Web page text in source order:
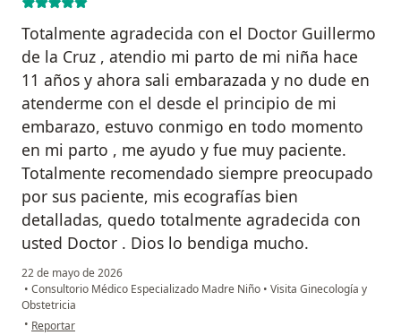
Totalmente agradecida con el Doctor Guillermo
de la Cruz , atendio mi parto de mi niña hace
11 años y ahora sali embarazada y no dude en
atenderme con el desde el principio de mi
embarazo, estuvo conmigo en todo momento
en mi parto , me ayudo y fue muy paciente.
Totalmente recomendado siempre preocupado
por sus paciente, mis ecografías bien
detalladas, quedo totalmente agradecida con
usted Doctor . Dios lo bendiga mucho.
22 de mayo de 2026
• Consultorio Médico Especializado Madre Niño • Visita Ginecología y
Obstetricia
• en opinión del usuario Lidia Rondan Huerta
Reportar